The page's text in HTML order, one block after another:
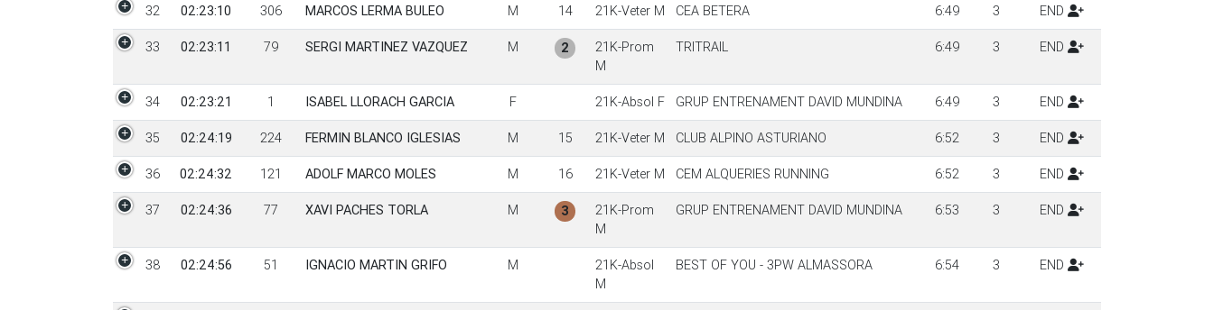
32 02:23:10 306 MARCOS LERMA BULEO M 14 21K-Veter M CEA BETERA 6:49 3 END
33 02:23:11 79 SERGI MARTINEZ VAZQUEZ M 2
21K-Prom
M
TRITRAIL 6:49 3 END
34 02:23:21 1 ISABEL LLORACH GARCIA F 21K-Absol F GRUP ENTRENAMENT DAVID MUNDINA 6:49 3 END
35 02:24:19 224 FERMIN BLANCO IGLESIAS M 15 21K-Veter M CLUB ALPINO ASTURIANO 6:52 3 END
36 02:24:32 121 ADOLF MARCO MOLES M 16 21K-Veter M CEM ALQUERIES RUNNING 6:52 3 END
37 02:24:36 77 XAVI PACHES TORLA M 3
21K-Prom
M
GRUP ENTRENAMENT DAVID MUNDINA 6:53 3 END
38 02:24:56 51 IGNACIO MARTIN GRIFO M
21K-Absol
M
BEST OF YOU - 3PW ALMASSORA 6:54 3 END